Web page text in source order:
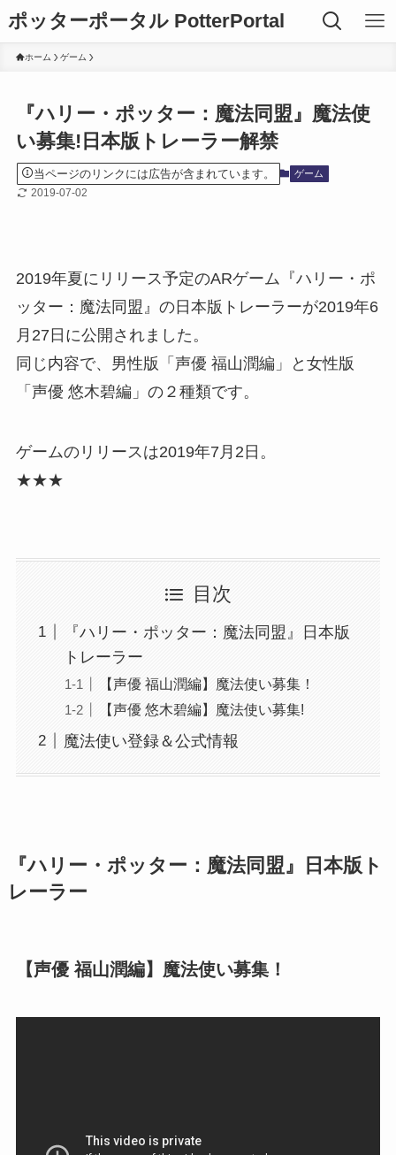
ポッターポータル PotterPortal
ホーム ゲーム
『ハリー・ポッター：魔法同盟』魔法使
い募集!日本版トレーラー解禁
当ページのリンクには広告が含まれています。 ゲーム
2019-07-02
2019年夏にリリース予定のARゲーム『ハリー・ポ
ッター：魔法同盟』の日本版トレーラーが2019年6
月27日に公開されました。
同じ内容で、男性版「声優 福山潤編」と女性版
「声優 悠木碧編」の２種類です。
ゲームのリリースは2019年7月2日。
★★★
目次
『ハリー・ポッター：魔法同盟』日本版
トレーラー
【声優 福山潤編】魔法使い募集！
【声優 悠木碧編】魔法使い募集!
魔法使い登録＆公式情報
『ハリー・ポッター：魔法同盟』日本版ト
レーラー
【声優 福山潤編】魔法使い募集！